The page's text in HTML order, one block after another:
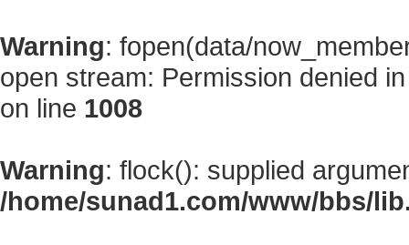
Warning: fopen(data/
open stream: Permission denied
on line 1008
Warning: flock(): supplied
/home/sunad1.com/www/bbs/